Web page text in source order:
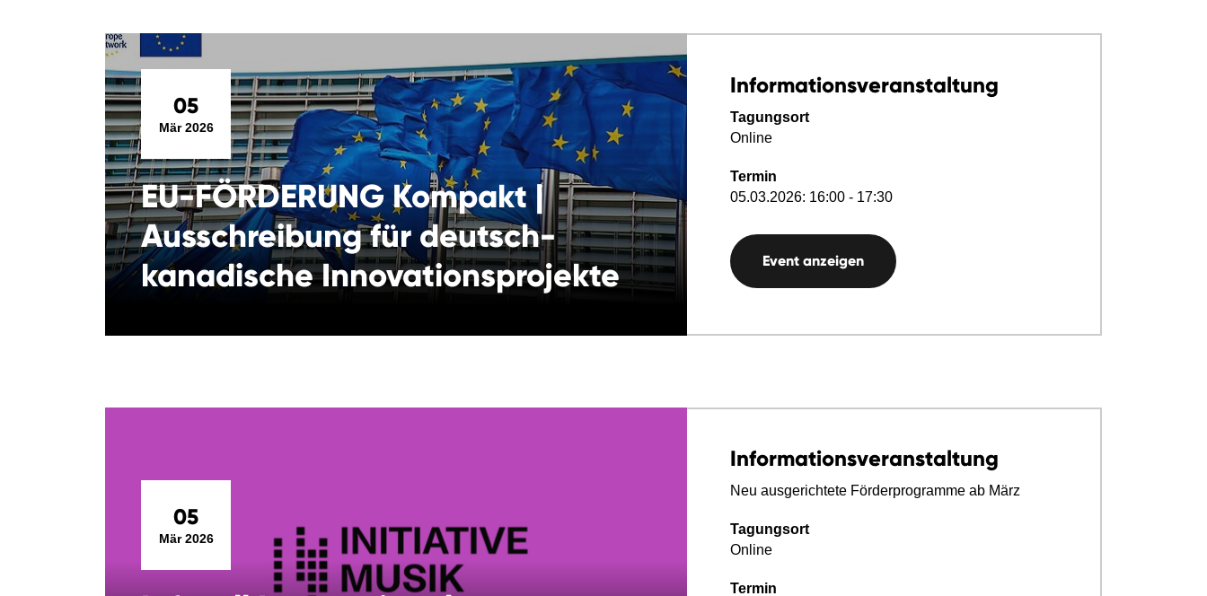
05
Mär 2026
EU-FÖRDERUNG Kompakt |
Ausschreibung für deutsch-
kanadische Innovationsprojekte
Informationsveranstaltung
Tagungsort
Online
Termin
05.03.2026: 16:00 - 17:30
Event anzeigen
05
Mär 2026
Informationsveranstaltung
Neu ausgerichtete Förderprogramme ab März
Tagungsort
Online
Termin